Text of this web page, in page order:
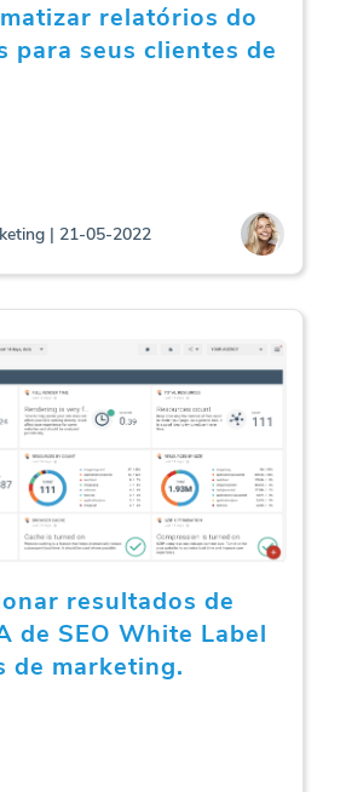
relatórios do
para seus clientes de
| 21-05-2022
resultados de
de SEO White Label
de marketing.